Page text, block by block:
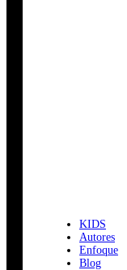
KIDS
Autores
Enfoque
Blog